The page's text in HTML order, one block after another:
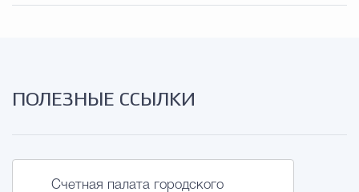
ПОЛЕЗНЫЕ ССЫЛКИ
Счетная палата городского